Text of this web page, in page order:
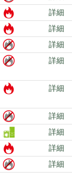
詳細
詳細
詳細
詳細
詳細
詳細
詳細
詳細
詳細